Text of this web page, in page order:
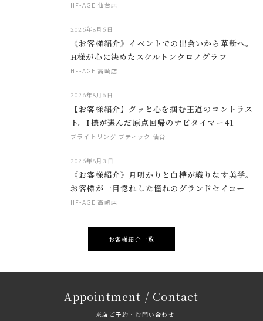
HF-AGE 仙台店
2026年8月6日
《お客様紹介》イベントでの出会いから革新へ。
H様が心に決めたスケルトンクロノグラフ
HF-AGE 高崎店
2026年8月6日
【お客様紹介】グッと心を掴む王道のコントラス
ト。I様が選んだ原点回帰のナビタイマー41
ブライトリング ブティック 仙台
2026年8月3日
《お客様紹介》月明かりと白樺が織りなす美学。
お客様が一目惚れした憧れのグランドセイコー
HF-AGE 高崎店
お客様紹介一覧
Appointment / Contact
来店ご予約・お問い合わせ